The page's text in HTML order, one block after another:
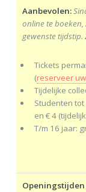
Aanbevolen:
online te
gewenste
Tickets
(reserveer
Tijdelijke
Studenten
en € 4
T/m 16 jaar:
Openingstijden